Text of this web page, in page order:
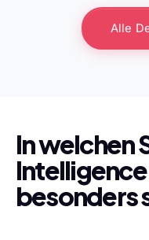
Alle
In welchen
besonders